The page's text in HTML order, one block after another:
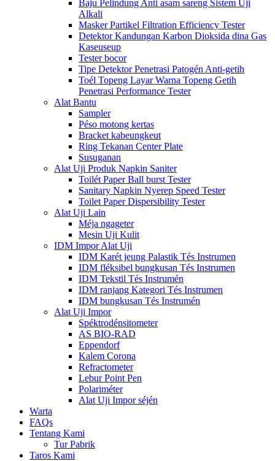
Baju Pelindung Anti asam sareng Sistem Uji
Alkali
Masker Partikel Filtration Efficiency Tester
Detektor Kandungan Karbon Dioksida dina Gas
Kaseuseup
Tester bocor
Tipe Detektor Penetrasi Patogén Anti-getih
Toél Topeng Layar Warna Topeng Getih
Penetrasi Performance Tester
Alat Bantu
Sampler
Péso motong kertas
Bracket kabeungkeut
Ring Tekanan Center Plate
Susuganan
Alat Uji Produk Napkin Saniter
Toilét Paper Ball burst Tester
Sanitary Napkin Nyerep Speed ​​Tester
Toilet Paper Dispersibility Tester
Alat Uji Lain
Méja ngageter
Mesin Uji Kulit
IDM Impor Alat Uji
IDM Karét jeung Palastik Tés Instrumen
IDM fléksibel bungkusan Tés Instrumen
IDM Tekstil Tés Instrumén
IDM ranjang Kategori Tés Instrumen
IDM bungkusan Tés Instrumén
Alat Uji Impor
Spéktrodénsitometer
AS BIO-RAD
Eppendorf
Kalem Corona
Refractometer
Lebur Point Pen
Polariméter
Alat Uji Impor séjén
Warta
FAQs
Tentang Kami
Tur Pabrik
Taros Kami